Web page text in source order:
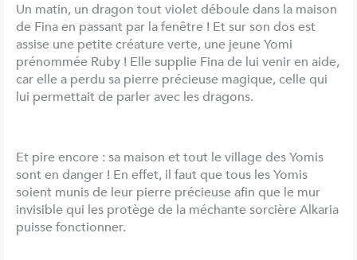
Un matin, un dragon tout violet déboule dans la maison
de Fina en passant par la fenêtre ! Et sur son dos est
assise une petite créature verte, une jeune Yomi
prénommée Ruby ! Elle supplie Fina de lui venir en aide,
car elle a perdu sa pierre précieuse magique, celle qui
lui permettait de parler avec les dragons.
Et pire encore : sa maison et tout le village des Yomis
sont en danger ! En effet, il faut que tous les Yomis
soient munis de leur pierre précieuse afin que le mur
invisible qui les protège de la méchante sorcière Alkaria
puisse fonctionner.